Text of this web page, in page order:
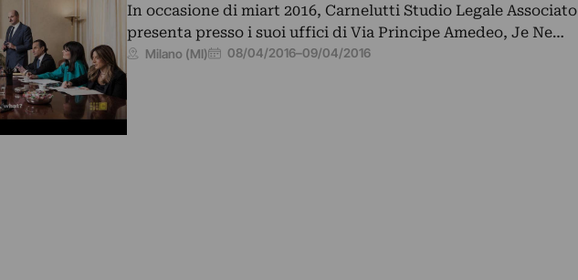
In occasione di miart 2016, Carnelutti Studio Legale Associato
presenta presso i suoi uffici di Via Principe Amedeo, Je Ne…
Milano (MI) 08/04/2016–09/04/2016